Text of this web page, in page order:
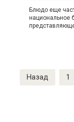
Блюдо еще
национальное
Пагинация
записей
Назад 1